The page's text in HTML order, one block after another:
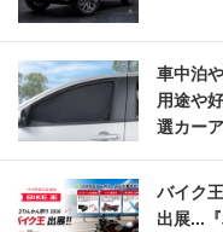
車中泊
用途や
選カー
バイク
出展...